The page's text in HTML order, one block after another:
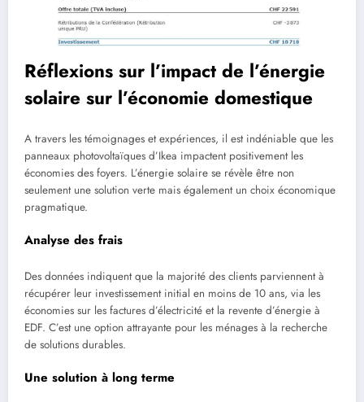
Réflexions sur l’impact de l’énergie
solaire sur l’économie domestique
A travers les témoignages et expériences, il est indéniable que les
panneaux photovoltaïques d’Ikea impactent positivement les
économies des foyers. L’énergie solaire se révèle être non
seulement une solution verte mais également un choix économique
pragmatique.
Analyse des frais
Des données indiquent que la majorité des clients parviennent à
récupérer leur investissement initial en moins de 10 ans, via les
économies sur les factures d’électricité et la revente d’énergie à
EDF. C’est une option attrayante pour les ménages à la recherche
de solutions durables.
Une solution à long terme